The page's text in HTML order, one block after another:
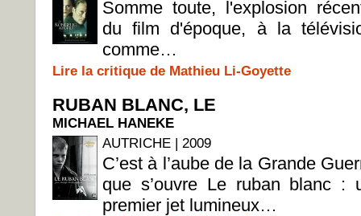
Somme toute, l'explosion
du film d'époque, à la
comme…
Lire la critique de Mathieu Li-Goyette
RUBAN BLANC, LE
MICHAEL HANEKE
AUTRICHE | 2009
C’est à l’aube de la Grande
que s’ouvre Le ruban blanc :
premier jet lumineux…